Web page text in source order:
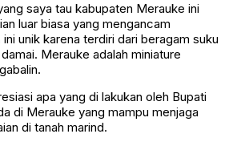
saya tau kabupaten Merauke ini
luar biasa yang mengancam
unik karena terdiri dari beragam suku
Merauke adalah miniature
apa yang di lakukan oleh Bupati
di Merauke yang mampu menjaga
di tanah marind.